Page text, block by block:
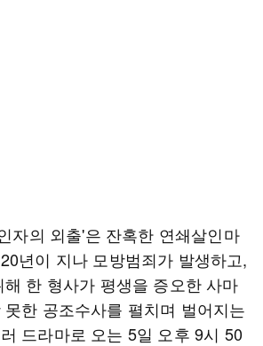
자의 외출'은 잔혹한 연쇄살인마
년이 지나 모방범죄가 발생하고,
한 형사가 평생을 증오한 사마
한 공조수사를 펼치며 벌어지는
드라마로 오는 5일 오후 9시 50